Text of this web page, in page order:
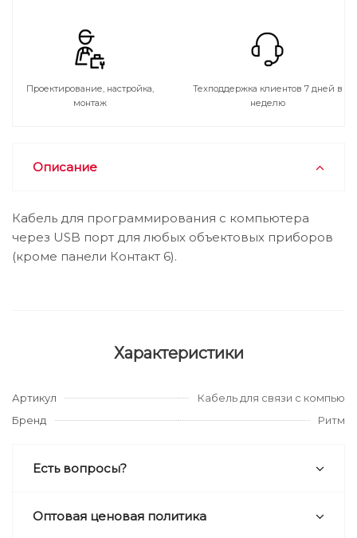
Проектирование, настройка,
монтаж
Техподдержка клиентов 7 дней в
неделю
Описание
Кабель для программирования с компьютера
через USB порт для любых объектовых приборов
(кроме панели Контакт 6).
Характеристики
Артикул
Кабель для связи с компью
Бренд
Ритм
Есть вопросы?
Оптовая ценовая политика